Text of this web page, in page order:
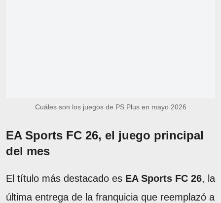
Cuáles son los juegos de PS Plus en mayo 2026
EA Sports FC 26, el juego principal
del mes
El título más destacado es EA Sports FC 26, la
última entrega de la franquicia que reemplazó a